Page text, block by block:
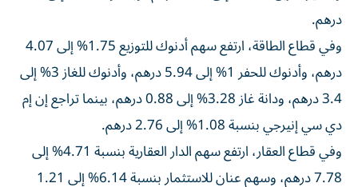
درهم.
وفي قطاع الطاقة، ارتفع سهم أدنوك للتوزيع 1.75% إلى 4.07
درهم، وأدنوك للحفر 1% إلى 5.94 درهم، وأدنوك للغاز 3% إلى
3.4 درهم، ودانة غاز 3.28% إلى 0.88 درهم، بينما تراجع إن إم
دي سي إنيرجي بنسبة 1.08% إلى 2.76 درهم.
وفي قطاع العقار، ارتفع سهم الدار العقارية بنسبة 4.71% إلى
7.78 درهم، وسهم عنان للاستثمار بنسبة 6.14% إلى 1.21